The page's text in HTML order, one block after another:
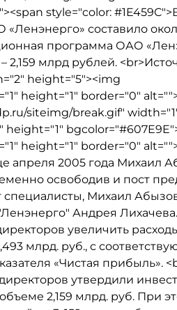
style="color:
составило
программа ОАО
2,159 млрд рублей.
height="5"><img
height="1" border="0"
siteimg/break.gif"
height="1"
height="1" border="0"
апреля 2005 года Михаил
освободив и пост
Михаил
Андрея
увеличить
млрд. руб., с
«Чистая прибыль».
утвердили
2,159 млрд. руб. При